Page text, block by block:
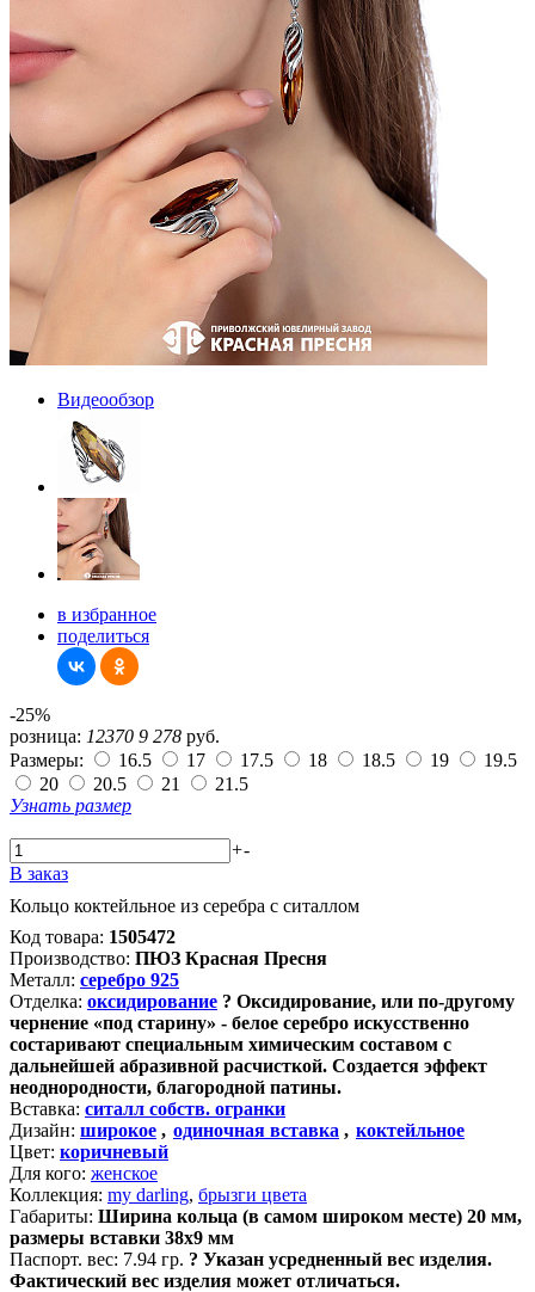
Видеообзор
в избранное
поделиться
-25%
розница: 12370 9 278 руб.
Размеры:
16.5 17 17.5 18 18.5 19
19.5
20
20.5 21
21.5
Узнать размер
+-
В заказ
Кольцо коктейльное из серебра с ситаллом
Код товара: 1505472
Производство: ПЮЗ Красная Пресня
Металл: серебро 925
Отделка: оксидирование ? Оксидирование, или по-другому
чернение «под старину» - белое серебро искусственно
состаривают специальным химическим составом с
дальнейшей абразивной расчисткой. Создается эффект
неоднородности, благородной патины.
Вставка: ситалл собств. огранки
Дизайн: широкое , одиночная вставка , коктейльное
Цвет: коричневый
Для кого: женское
Коллекция: my darling, брызги цвета
Габариты: Ширина кольца (в самом широком месте) 20 мм,
размеры вставки 38х9 мм
Паспорт. вес: 7.94 гр. ? Указан усредненный вес изделия.
Фактический вес изделия может отличаться.